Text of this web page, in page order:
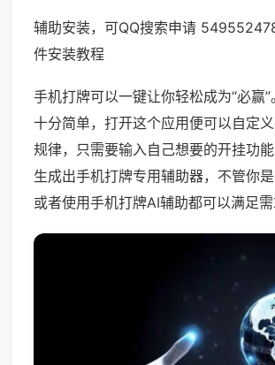
辅助安装，可QQ搜索申请
件安装教程
手机打牌可以一键让你轻松成为“必赢
十分简单，打开这个应用便可以自定
规律，只需要输入自己想要的开挂功
生成出手机打牌专用辅助器，不管你
或者使用手机打牌AI辅助都可以满足需